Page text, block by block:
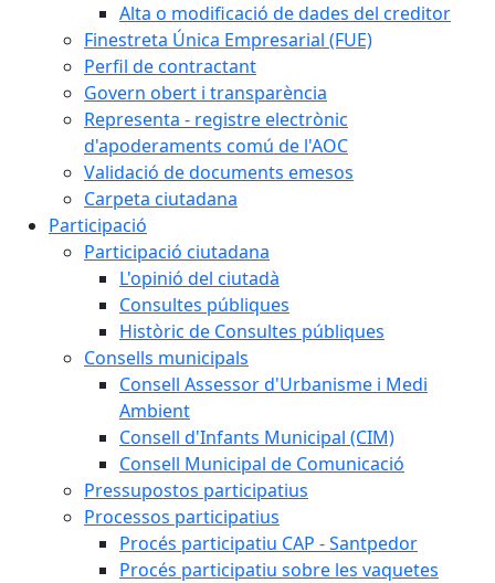
Alta o modificació de dades del creditor
Finestreta Única Empresarial (FUE)
Perfil de contractant
Govern obert i transparència
Representa - registre electrònic
d'apoderaments comú de l'AOC
Validació de documents emesos
Carpeta ciutadana
Participació
Participació ciutadana
L'opinió del ciutadà
Consultes públiques
Històric de Consultes públiques
Consells municipals
Consell Assessor d'Urbanisme i Medi
Ambient
Consell d'Infants Municipal (CIM)
Consell Municipal de Comunicació
Pressupostos participatius
Processos participatius
Procés participatiu CAP - Santpedor
Procés participatiu sobre les vaquetes